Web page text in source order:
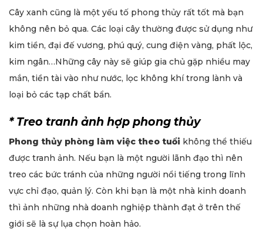
Cây xanh cũng là một yếu tố phong thủy rất tốt mà bạn
không nên bỏ qua. Các loại cây thường được sử dụng như
kim tiền, đại đế vương, phú quý, cung điện vàng, phất lộc,
kim ngân…Những cây này sẽ giúp gia chủ gặp nhiều may
mắn, tiền tài vào như nước, lọc không khí trong lành và
loại bỏ các tạp chất bẩn.
* Treo tranh ảnh hợp phong thủy
Phong thủy phòng làm việc theo tuổi không thể thiếu
được tranh ảnh. Nếu bạn là một người lãnh đạo thì nên
treo các bức tránh của những người nổi tiếng trong lĩnh
vực chỉ đạo, quản lý. Còn khi bạn là một nhà kinh doanh
thì ảnh những nhà doanh nghiệp thành đạt ở trên thế
giới sẽ là sự lụa chọn hoàn hảo.